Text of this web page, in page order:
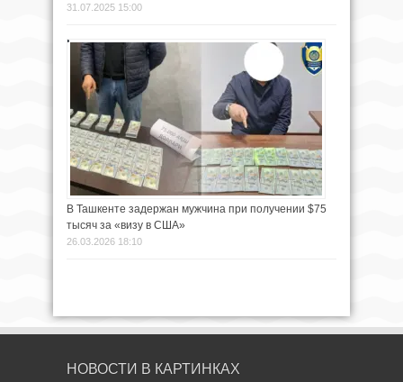
31.07.2025 15:00
В Ташкенте задержан мужчина при получении $75
тысяч за «визу в США»
26.03.2026 18:10
НОВОСТИ В КАРТИНКАХ